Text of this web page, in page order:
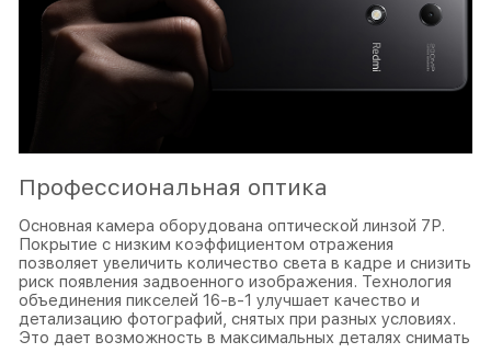
Профессиональная оптика
Основная камера оборудована оптической линзой 7P.
Покрытие с низким коэффициентом отражения
позволяет увеличить количество света в кадре и снизить
риск появления задвоенного изображения. Технология
объединения пикселей 16-в-1 улучшает качество и
детализацию фотографий, снятых при разных условиях.
Это дает возможность в максимальных деталях снимать